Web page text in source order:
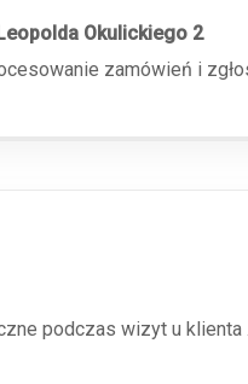
Okulickiego 2
zamówień i
podczas wizyt u klienta